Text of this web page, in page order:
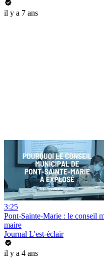
il y a 7 ans
3:25
Pont-Sainte-Marie : le conseil
maire
Journal L'est-éclair
il y a 4 ans